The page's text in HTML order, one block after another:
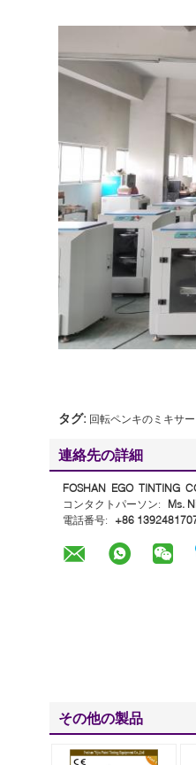
タグ: 回転ペンキのミキサー
連絡先の詳細
FOSHAN EGO TINTING
コンタクトパーソン:
Ms.
電話番号:
+86
その他の製品